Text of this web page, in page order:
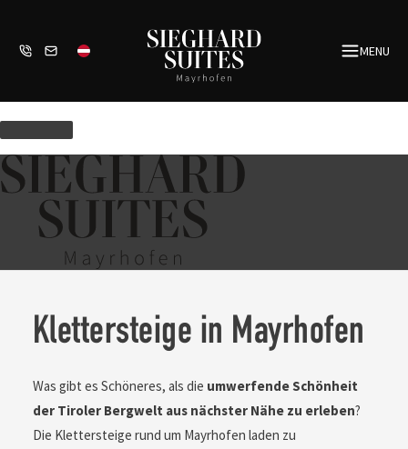
springen
MENU
Klettersteige in Mayrhofen
Was gibt es Schöneres, als die umwerfende Schönheit
der Tiroler Bergwelt aus nächster Nähe zu erleben?
Die Klettersteige rund um Mayrhofen laden zu